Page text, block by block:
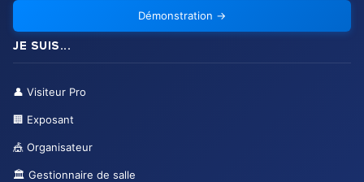
Démonstration →
JE SUIS...
👤 Visiteur Pro
🏢 Exposant
🎪 Organisateur
🏛️ Gestionnaire de salle